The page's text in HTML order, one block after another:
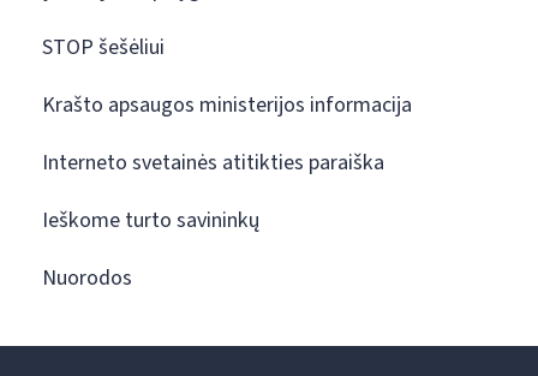
STOP šešėliui
Krašto apsaugos ministerijos informacija
Interneto svetainės atitikties paraiška
Ieškome turto savininkų
Nuorodos